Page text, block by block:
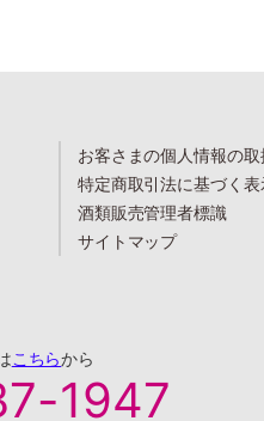
お客さまの個人情報の
特定商取引法に基づく表
酒類販売管理者標識
サイトマップ
こちらから
1947